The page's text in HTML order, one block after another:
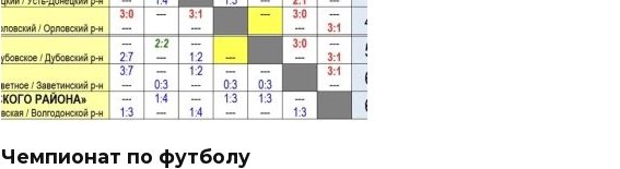
Чемпионат по футболу